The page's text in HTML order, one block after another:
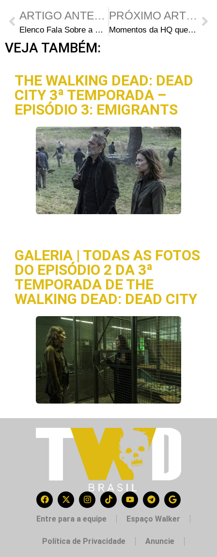
ARTIGO ANTERIOR
Elenco Fala Sobre a Evolução de Seus Personagens
PRÓXIMO ARTIGO
Momentos da HQ que Gostariamos de ver na 2ª Temporada
VEJA TAMBÉM:
THE WALKING DEAD: DEAD
CITY 3ª TEMPORADA –
EPISÓDIO 3: EMIGRANTS
GALERIA | TODAS AS FOTOS
DO EPISÓDIO 2 DA 3ª
TEMPORADA DE THE
WALKING DEAD: DEAD CITY
Entre para a equipe Espaço Walker
Política de Privacidade Anuncie